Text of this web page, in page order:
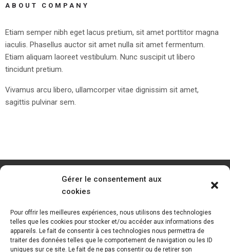
Gérer le consentement aux
cookies
Pour offrir les meilleures expériences, nous utilisons des technologies
telles que les cookies pour stocker et/ou accéder aux informations des
appareils. Le fait de consentir à ces technologies nous permettra de
traiter des données telles que le comportement de navigation ou les ID
uniques sur ce site. Le fait de ne pas consentir ou de retirer son
ABOUT COMPANY
Etiam semper nibh eget lacus pretium, sit amet porttitor magna
iaculis. Phasellus auctor sit amet nulla sit amet fermentum.
Etiam aliquam laoreet vestibulum. Nunc suscipit ut libero
tincidunt pretium.
Vivamus arcu libero, ullamcorper vitae dignissim sit amet,
sagittis pulvinar sem.